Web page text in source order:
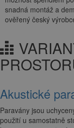
snadná montáž a
ověřený český
Akustické
Paravány jsou
použití u samostatně